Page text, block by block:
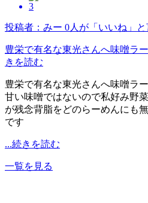
3
投稿者：みー 0人が「いいね」
豊栄で有名な東光さんへ味噌ラ
きを読む
豊栄で有名な東光さんへ味噌ラ
甘い味噌ではないので私好み野
が残念背脂をどのらーめんにも
です
...続きを読む
一覧を見る